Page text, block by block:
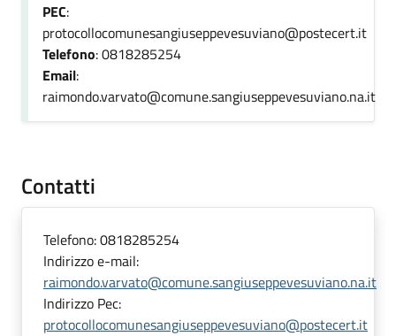
PEC:
protocollocomunesangiuseppevesuviano@postecert.it
Telefono: 0818285254
Email:
raimondo.varvato@comune.sangiuseppevesuviano.na.it
Contatti
Telefono:0818285254
Indirizzo e-mail:
raimondo.varvato@comune.sangiuseppevesuviano.na.it
Indirizzo Pec:
protocollocomunesangiuseppevesuviano@postecert.it